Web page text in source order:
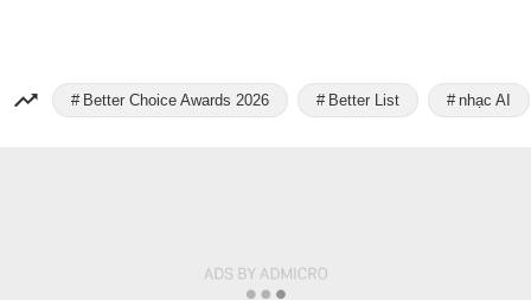
Better Choice Awards 2026 Better List nhạc AI